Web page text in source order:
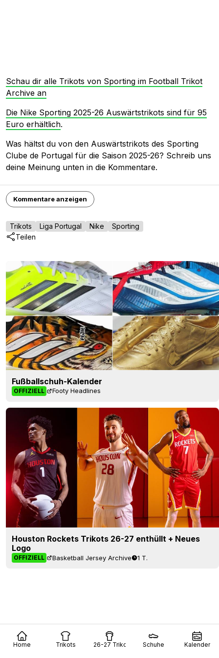
Home Trikots 26-27 Trikots Schuhe Kalender
Schau dir alle Trikots von Sporting im Football Trikot
Archive an
Die Nike Sporting 2025-26 Auswärtstrikots sind für 95
Euro erhältlich.
Was hältst du von den Auswärtstrikots des Sporting
Clube de Portugal für die Saison 2025-26? Schreib uns
deine Meinung unten in die Kommentare.
Kommentare anzeigen
Trikots Liga Portugal Nike
Sporting
Teilen
Fußballschuh-Kalender
OFFIZIELL Footy Headlines
Houston Rockets Trikots 26-27 enthüllt + Neues
Logo
OFFIZIELL Basketball Jersey Archive 1 T.